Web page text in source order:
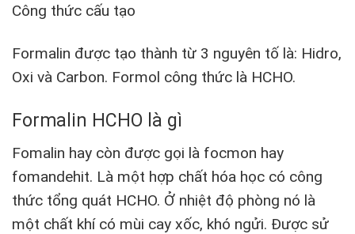
Công thức cấu tạo
Formalin được tạo thành từ 3 nguyên tố là: Hidro,
Oxi và Carbon. Formol công thức là HCHO.
Formalin HCHO là gì
Fomalin hay còn được gọi là focmon hay
fomandehit. Là một hợp chất hóa học có công
thức tổng quát HCHO. Ở nhiệt độ phòng nó là
một chất khí có mùi cay xốc, khó ngửi. Được sử